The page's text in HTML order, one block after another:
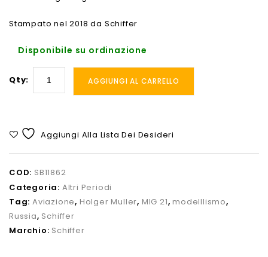
Stampato nel 2018 da Schiffer
Disponibile su ordinazione
Qty: AGGIUNGI AL CARRELLO
Aggiungi Alla Lista Dei Desideri
COD: SB11862
Categoria: Altri Periodi
Tag: Aviazione, Holger Muller, MIG 21,modelllismo,
Russia, Schiffer
Marchio: Schiffer